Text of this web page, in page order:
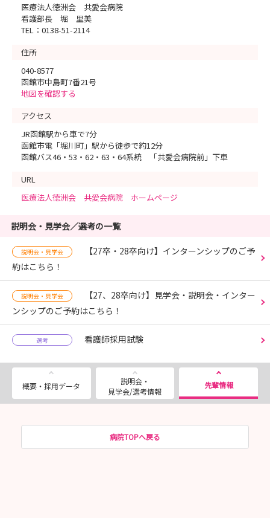
医療法人徳洲会 共愛会病院
看護部長 堀 里美
TEL：0138-51-2114
住所
040-8577
函館市中島町7番21号
地図を確認する
アクセス
JR函館駅から車で7分
函館市電「堀川町」駅から徒歩で約12分
函館バス46・53・62・63・64系統 「共愛会病院前」下車
URL
医療法人徳洲会 共愛会病院 ホームページ
説明会・見学会／選考の一覧
説明会・見学会
【27卒・28卒向け】インターンシップのご予
約はこちら！
説明会・見学会
【27、28卒向け】見学会・説明会・インター
ンシップのご予約はこちら！
選考 看護師採用試験
概要・採用データ
説明会・
見学会/選考情報
先輩情報
病院TOPへ戻る